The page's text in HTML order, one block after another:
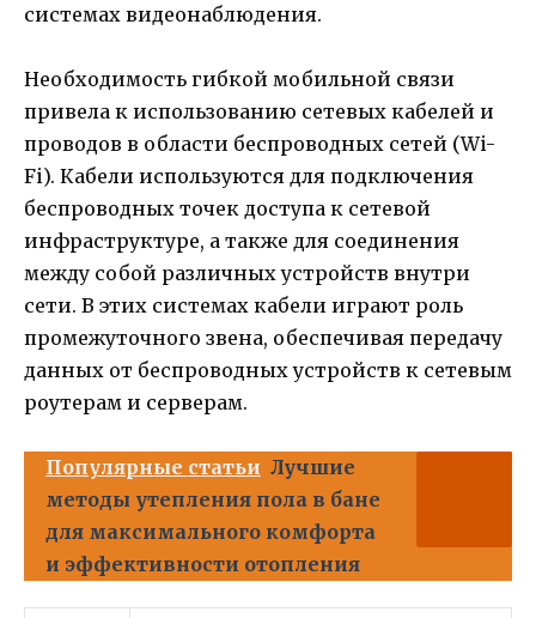
системах видеонаблюдения.
Необходимость гибкой мобильной связи
привела к использованию сетевых кабелей и
проводов в области беспроводных сетей (Wi-
Fi). Кабели используются для подключения
беспроводных точек доступа к сетевой
инфраструктуре, а также для соединения
между собой различных устройств внутри
сети. В этих системах кабели играют роль
промежуточного звена, обеспечивая передачу
данных от беспроводных устройств к сетевым
роутерам и серверам.
Популярные статьи Лучшие
методы утепления пола в бане
для максимального комфорта
и эффективности отопления